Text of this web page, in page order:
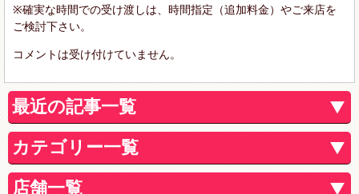
※確実な時間での受け渡しは、時間指定（追加料金）やご来店を
ご検討下さい。
コメントは受け付けていません。
最近の記事一覧
カテゴリー一覧
店舗一覧